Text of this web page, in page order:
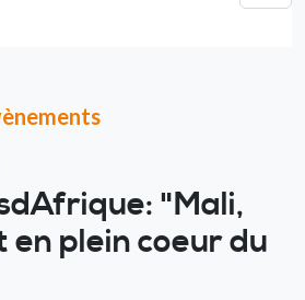
"Mali,
en plein coeur du